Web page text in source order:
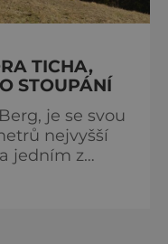
TICHA,
STOUPÁNÍ
je se svou
nejvyšší
jedním z
hlavních